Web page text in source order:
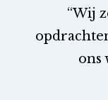
“Wij
ons